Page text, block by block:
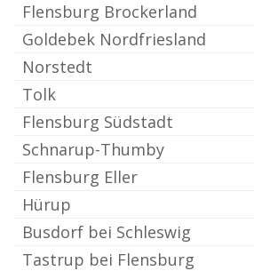
Flensburg Brockerland
Goldebek Nordfriesland
Norstedt
Tolk
Flensburg Südstadt
Schnarup-Thumby
Flensburg Eller
Hürup
Busdorf bei Schleswig
Tastrup bei Flensburg